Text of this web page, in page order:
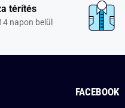
térítés
napon belül
FACEBOOK